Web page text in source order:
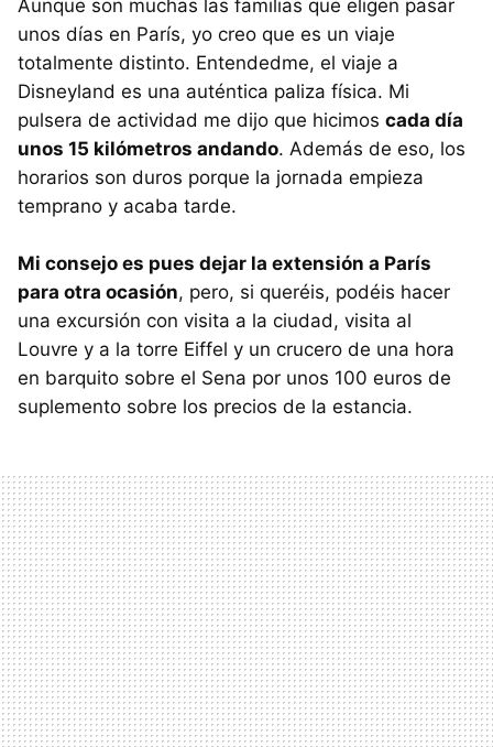
Aunque son muchas las familias que eligen pasar
unos días en París, yo creo que es un viaje
totalmente distinto. Entendedme, el viaje a
Disneyland es una auténtica paliza física. Mi
pulsera de actividad me dijo que hicimos cada día
unos 15 kilómetros andando. Además de eso, los
horarios son duros porque la jornada empieza
temprano y acaba tarde.
Mi consejo es pues dejar la extensión a París
para otra ocasión, pero, si queréis, podéis hacer
una excursión con visita a la ciudad, visita al
Louvre y a la torre Eiffel y un crucero de una hora
en barquito sobre el Sena por unos 100 euros de
suplemento sobre los precios de la estancia.